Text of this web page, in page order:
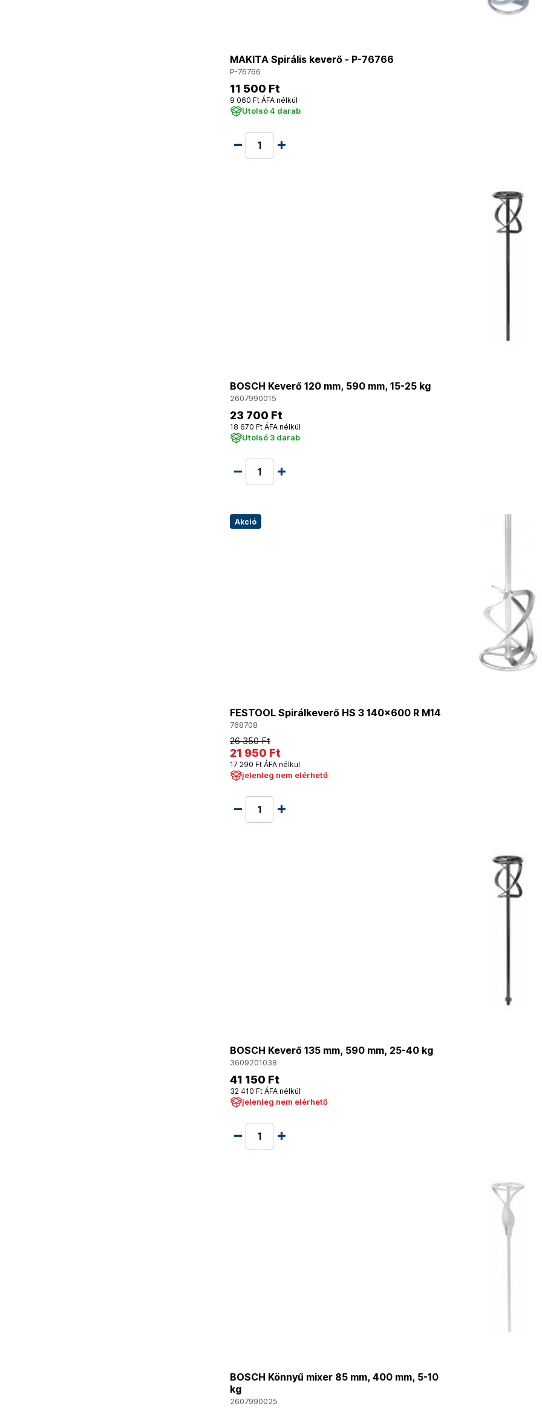
MAKITA Spirális keverő - P-76766
P-76766
11 500 Ft
9 060 Ft ÁFA nélkül
Utolsó 4 darab
BOSCH Keverő 120 mm, 590 mm, 15-25 kg
2607990015
23 700 Ft
18 670 Ft ÁFA nélkül
Utolsó 3 darab
Akció
FESTOOL Spirálkeverő HS 3 140x600 R M14
768708
26 350 Ft
21 950 Ft
17 290 Ft ÁFA nélkül
jelenleg nem elérhető
BOSCH Keverő 135 mm, 590 mm, 25-40 kg
3609201038
41 150 Ft
32 410 Ft ÁFA nélkül
jelenleg nem elérhető
BOSCH Könnyű mixer 85 mm, 400 mm, 5-10
kg
2607990025